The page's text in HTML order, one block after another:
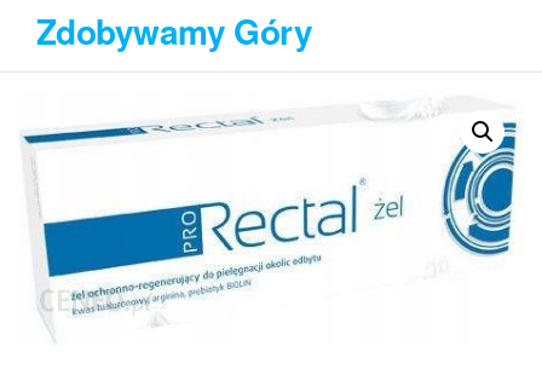
Przejdź
treści
Zdobywamy Góry